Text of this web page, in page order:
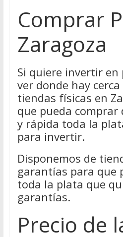
Comprar
Zaragoza
Si quiere invertir en
ver donde hay
tiendas físicas en
que pueda comprar
y rápida toda la
para invertir.
Disponemos de
garantías para que
toda la plata que
garantías.
Precio de